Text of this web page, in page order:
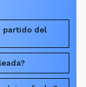
partido del